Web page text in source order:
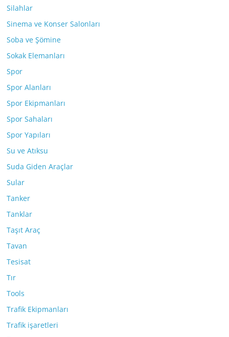
Silahlar
Sinema ve Konser Salonları
Soba ve Şömine
Sokak Elemanları
Spor
Spor Alanları
Spor Ekipmanları
Spor Sahaları
Spor Yapıları
Su ve Atıksu
Suda Giden Araçlar
Sular
Tanker
Tanklar
Taşıt Araç
Tavan
Tesisat
Tır
Tools
Trafik Ekipmanları
Trafik işaretleri